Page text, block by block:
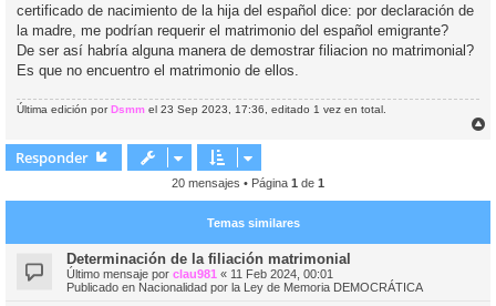
e
certificado de nacimiento de la hija del español dice: por declaración de
la madre, me podrían requerir el matrimonio del español emigrante?
De ser así habría alguna manera de demostrar filiacion no matrimonial?
Es que no encuentro el matrimonio de ellos.
Última edición porDsmm el 23 Sep 2023, 17:36, editado 1 vez en total.
a
Responder
20 mensajes • Página 1 de 1
Temas similares
Determinación de la filiación matrimonial
Último mensaje por clau981 « 11 Feb 2024, 00:01
Publicado en Nacionalidad por la Ley de Memoria DEMOCRÁTICA